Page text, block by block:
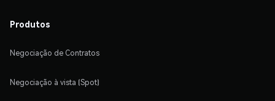
Produtos
Negociação de Contratos
Negociação à vista (Spot)